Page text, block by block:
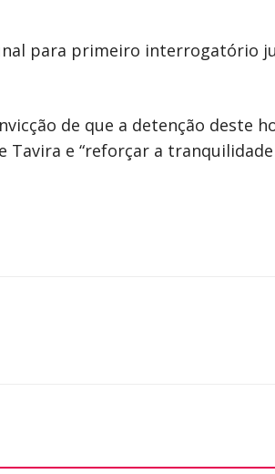
para primeiro interrogatório
de que a detenção deste
e “reforçar a